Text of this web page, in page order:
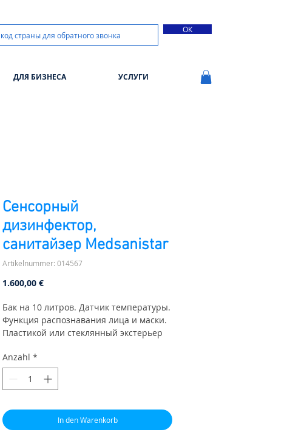
ОК
ДЛЯ БИЗНЕСА УСЛУГИ
Сенсорный
дизинфектор,
санитайзер Medsanistar
Artikelnummer: 014567
1.600,00 €Preis
Бак на 10 литров. Датчик температуры.
Функция распознавания лица и маски.
Пластикой или стеклянный экстерьер
Anzahl *
In den Warenkorb